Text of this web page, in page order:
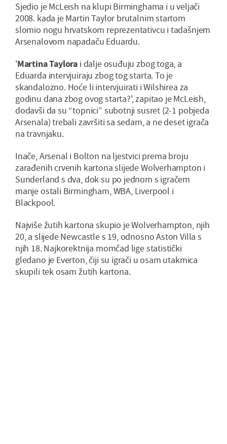
Sjedio je McLeish na klupi Birminghama i u veljači
2008. kada je Martin Taylor brutalnim startom
slomio nogu hrvatskom reprezentativcu i tadašnjem
Arsenalovom napadaču Eduardu.
'Martina Taylora i dalje osuđuju zbog toga, a
Eduarda intervjuiraju zbog tog starta. To je
skandalozno. Hoće li intervjuirati i Wilshirea za
godinu dana zbog ovog starta?', zapitao je McLeish,
dodavši da su “topnici” subotnji susret (2-1 pobjeda
Arsenala) trebali završiti sa sedam, a ne deset igrača
na travnjaku.
Inače, Arsenal i Bolton na ljestvici prema broju
zarađenih crvenih kartona slijede Wolverhampton i
Sunderland s dva, dok su po jednom s igračem
manje ostali Birmingham, WBA, Liverpool i
Blackpool.
Najviše žutih kartona skupio je Wolverhampton, njih
20, a slijede Newcastle s 19, odnosno Aston Villa s
njih 18. Najkorektnija momčad lige statistički
gledano je Everton, čiji su igrači u osam utakmica
skupili tek osam žutih kartona.